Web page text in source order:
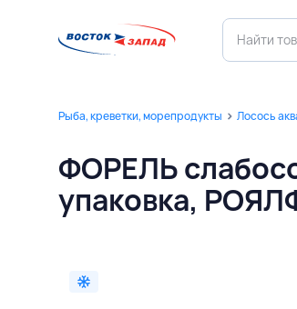
Рыба, креветки, морепродукты Лосось
ФОРЕЛЬ
упаковка,